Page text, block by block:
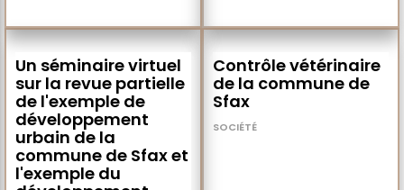
Contrôle vétérinaire
de la commune de
Sfax
SOCIÉTÉ
Un séminaire virtuel
sur la revue partielle
de l'exemple de
développement
urbain de la
commune de Sfax et
l'exemple du